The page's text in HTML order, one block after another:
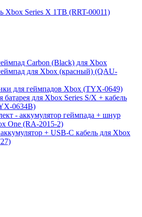
Xbox Series X 1TB (RRT-00011)
Carbon (Black) для Xbox
для Xbox (красный) (QAU-
для геймпадов Xbox (TYX-0649)
батарея для Xbox Series S/X + кабель
0634B)
- аккумулятор геймпада + шнур
One (RA-2015-2)
+ USB-C кабель для Xbox